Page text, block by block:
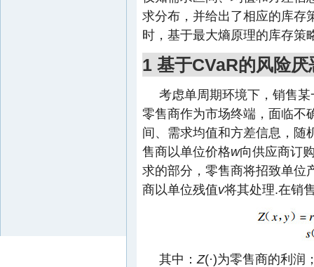
求分布，并给出了相应的库存
时，基于最大熵原理的库存策
1 基于CVaR的风险
考虑单周期环境下，销售
零售商作为市场终端，面临不
间、需求均值和方差信息，随
售商以单位价格w向供应商订
求的部分，零售商将招致单位
商以单位残值v将其处理.在销
其中： Z(·)为零售商的利润